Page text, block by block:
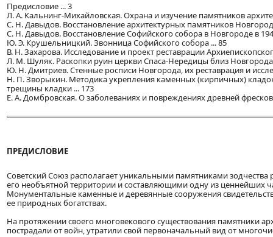
Предисловие ... 3
Л. А. Кальнинг-Михайловская. Охрана и изучение памятников
С. Н. Давыдов. Восстановление архитектурных памятников
С. Н. Давыдов. Восстановление Софийского собора в Новгороде в
Ю. Э. Крушельницкий. Звонница Софийского собора ... 85
В. Н. Захарова. Исследование и проект реставрации
Л. М. Шуляк. Раскопки руин церкви Спаса-Нередицы близ Новгорода
Ю. Н. Дмитриев. Стенные росписи Новгорода, их реставрация и
Н. П. Зворыкин. Методика укрепления каменных (кирпичных)
трещины кладки ... 173
Е. А. Домбровская. О заболеваниях и повреждениях древней
ПРЕДИСЛОВИЕ
Советский Союз располагает уникальными памятниками
его необъятной территории и составляющими одну из ценнейших
Монументальные каменные и деревянные сооружения
ее природных богатствах.
На протяжении своего многовекового существования памятники
пострадали от войн, утратили свой первоначальный вид от